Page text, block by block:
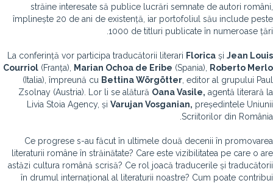
străine interesate să publice lucrări semnate de autori români,
împlinește 20 de ani de existență, iar portofoliul său include peste
1000 de titluri publicate în numeroase țări.
La conferință vor participa traducătorii literari Florica și Jean Louis
Courriol (Franța), Marian Ochoa de Eribe (Spania),
Roberto Merlo
(Italia), împreună cu Bettina Wörgötter , editor al grupului Paul
Zsolnay (Austria). Lor li se alătură Oana Vasile, agentă literară la
Livia Stoia Agency, și Varujan Vosganian, președintele Uniunii
Scriitorilor din România.
Ce progrese s-au făcut în ultimele două decenii în promovarea
literaturii române în străinătate? Care este vizibilitatea pe care o are
astăzi cultura română scrisă? Ce rol joacă traducerile și traducătorii
în drumul internațional al literaturii noastre? Cum poate contribui